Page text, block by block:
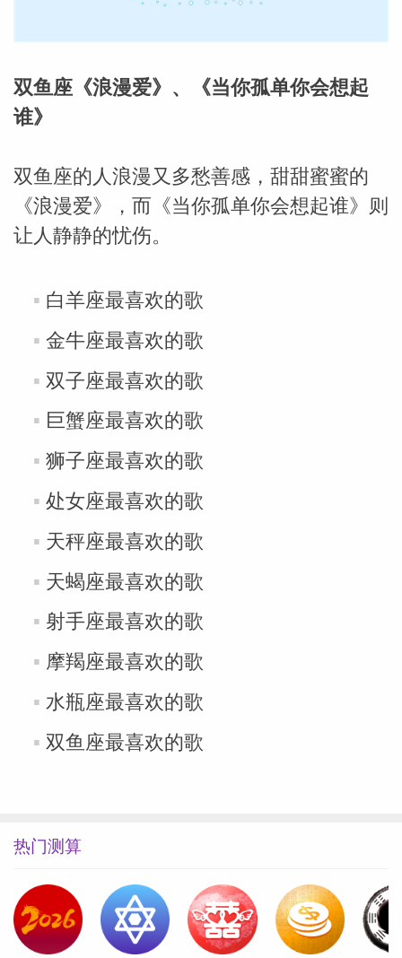
婆星座 航
双鱼座《浪漫爱》、《当你孤单你会想起
谁》
双鱼座的人浪漫又多愁善感，甜甜蜜蜜的
《浪漫爱》，而《当你孤单你会想起谁》则
让人静静的忧伤。
白羊座最喜欢的歌
金牛座最喜欢的歌
双子座最喜欢的歌
巨蟹座最喜欢的歌
狮子座最喜欢的歌
处女座最喜欢的歌
天秤座最喜欢的歌
天蝎座最喜欢的歌
射手座最喜欢的歌
摩羯座最喜欢的歌
水瓶座最喜欢的歌
双鱼座最喜欢的歌
热门测算